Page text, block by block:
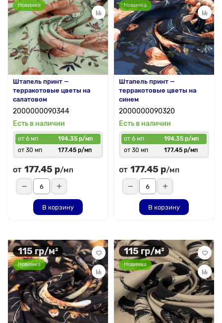
Новинка
Штапель принт —
терракотовые цветы на
салатовом
2000000090344
Есть в наличии
от 6 мп
194.35 р/мп
от 30 мп
177.45 р/мп
от 177.45 р/мп
В корзину
Новинка
Штапель принт —
терракотовые цветы на
синем
2000000090320
Есть в наличии
от 6 мп
194.35 р/мп
от 30 мп
177.45 р/мп
от 177.45 р/мп
В корзину
115 гр/м²
Новинка
115 гр/м²
Новинка